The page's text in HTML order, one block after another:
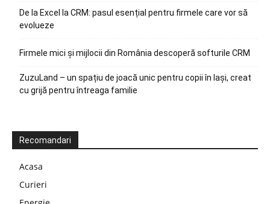
De la Excel la CRM: pasul esențial pentru firmele care vor să
evolueze
Firmele mici și mijlocii din România descoperă softurile CRM
ZuzuLand – un spațiu de joacă unic pentru copii în Iași, creat
cu grijă pentru întreaga familie
Recomandari
Acasa
Curieri